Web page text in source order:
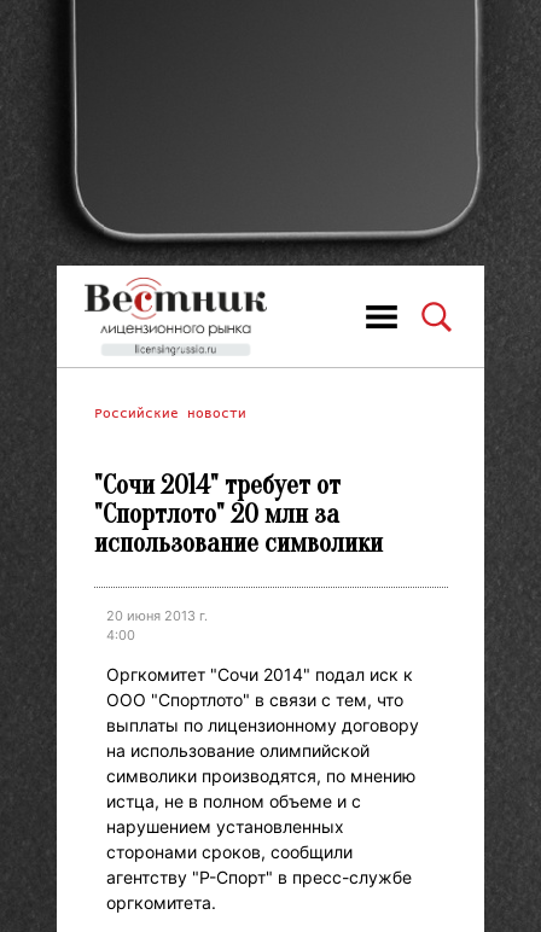
Российские новости
"Сочи 2014" требует от
"Спортлото" 20 млн за
использование символики
20 июня 2013 г.
4:00
Оргкомитет "Сочи 2014" подал иск к
ООО "Спортлото" в связи с тем, что
выплаты по лицензионному договору
на использование олимпийской
символики производятся, по мнению
истца, не в полном объеме и с
нарушением установленных
сторонами сроков, сообщили
агентству "Р-Спорт" в пресс-службе
оргкомитета.